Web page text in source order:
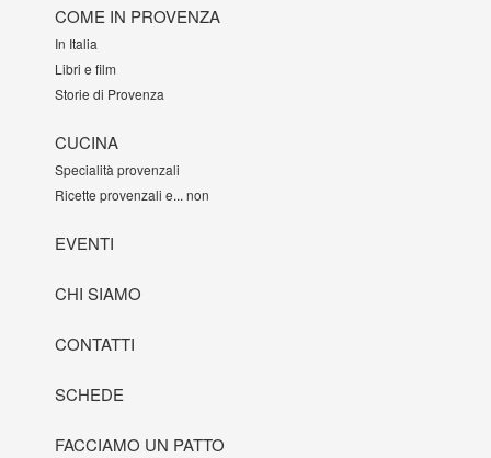
COME IN PROVENZA
In Italia
Libri e film
Storie di Provenza
CUCINA
Specialità provenzali
Ricette provenzali e... non
EVENTI
CHI SIAMO
CONTATTI
SCHEDE
FACCIAMO UN PATTO